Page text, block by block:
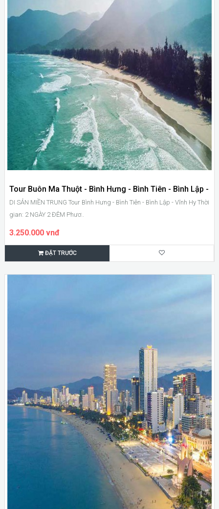
Tour Buôn Ma Thuột - Bình Hưng - Bình Tiên - Bình Lập -
Vĩnh Hy
DI SẢN MIỀN TRUNG Tour Bình Hưng - Bình Tiên - Bình Lập - Vĩnh Hy Thời
gian: 2 NGÀY 2 ĐÊM Phươ..
3.250.000 vnđ
ĐẶT TRƯỚC